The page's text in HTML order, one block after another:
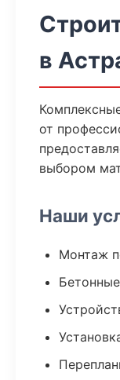
в
от
выбором
Наши
Монтаж